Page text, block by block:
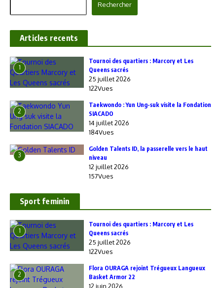
Rechercher
Articles recents
1
‎Tournoi des quartiers : Marcory et Les
Queens sacrés
25 juillet 2026
122Vues
2
Taekwondo : Yun Ung-suk visite la Fondation
SIACADO
14 juillet 2026
184Vues
3
Golden Talents ID, la passerelle vers le haut
niveau
12 juillet 2026
157Vues
Sport feminin
1
‎Tournoi des quartiers : Marcory et Les
Queens sacrés
25 juillet 2026
122Vues
2
Flora OURAGA rejoint Trégueux Langueux
Basket Armor 22
12 juin 2026